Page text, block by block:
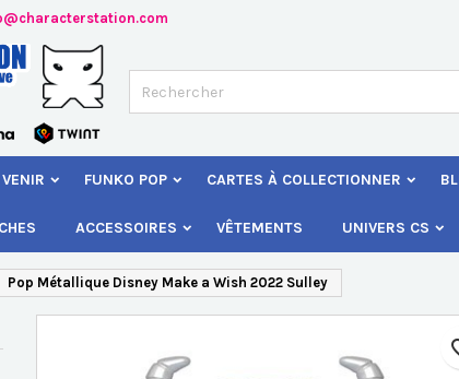
FUNKO POP CARTES À COLLECTIONNER
ACCESSOIRES VÊTEMENTS UNIVERS CS
Pop Métallique Disney Make a Wish 2022 Sulley
Ajouter à ma liste d'envies
Créer une nouvelle liste
Créer une liste d'envies
Nom de la liste d'envies
Connexion
Vous devez être connecté pour ajouter des produits à